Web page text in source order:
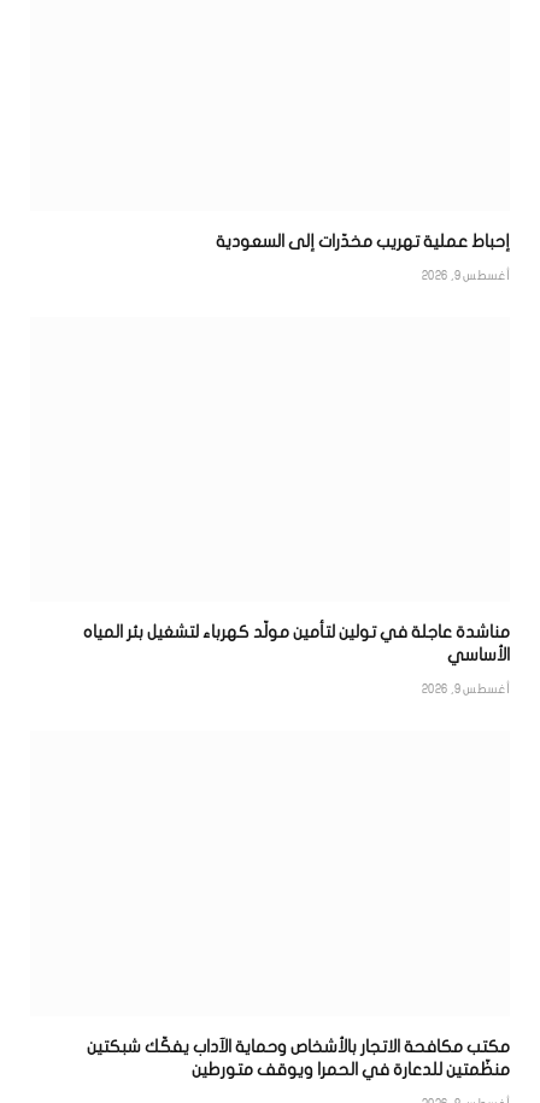
إحباط عملية تهريب مخدّرات إلى السعودية
أغسطس 9, 2026
مناشدة عاجلة في تولين لتأمين مولّد كهرباء لتشغيل بئر المياه
الأساسي
أغسطس 9, 2026
مكتب مكافحة الاتجار بالأشخاص وحماية الآداب يفكّك شبكتين
منظّمتين للدعارة في الحمرا ويوقف متورطين